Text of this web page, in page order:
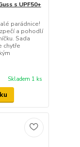
s UPF50+
parádnice!
a pohodlí
Sada
chytře
Skladem 1 ks